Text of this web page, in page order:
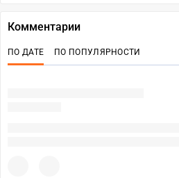
Комментарии
ПО ДАТЕ ПО ПОПУЛЯРНОСТИ